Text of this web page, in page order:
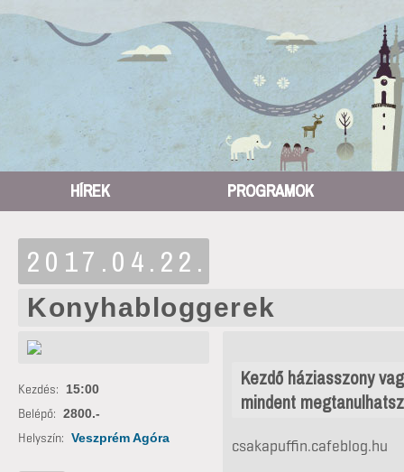
HÍREK PROGRAMOK
2017.04.22.
Konyhabloggerek
Kezdő háziasszony
mindent
csakapuffin.cafeblog.hu
Kezdés: 15:00
Belépő: 2800.-
Helyszín: Veszprém Agóra